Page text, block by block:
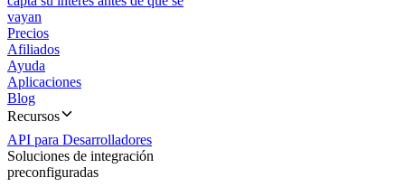
vayan
Precios
Afiliados
Ayuda
Aplicaciones
Blog
Recursos
API para Desarrolladores
Soluciones de integración
preconfiguradas